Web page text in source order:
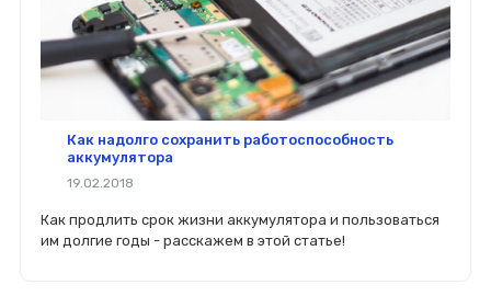
Как надолго сохранить работоспособность
аккумулятора
19.02.2018
Как продлить срок жизни аккумулятора и пользоваться
им долгие годы - расскажем в этой статье!